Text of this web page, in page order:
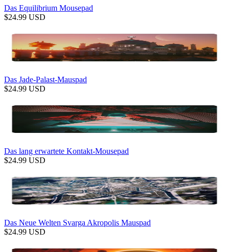
Das Equilibrium Mousepad
$24.99 USD
Das Jade-Palast-Mauspad
$24.99 USD
Das lang erwartete Kontakt-Mousepad
$24.99 USD
Das Neue Welten Svarga Akropolis Mauspad
$24.99 USD